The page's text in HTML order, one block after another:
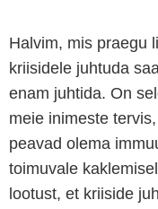
Halvim, mis praegu
kriisidele juhtuda
enam juhtida. On
meie inimeste
peavad olema
toimuvale
lootust, et kriiside